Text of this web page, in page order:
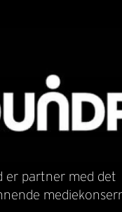
er partner med det